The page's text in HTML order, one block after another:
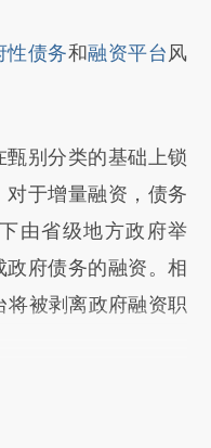
性债务和融资平台风
别分类的基础上锁
于增量融资，债务
由省级地方政府举
府债务的融资。相
将被剥离政府融资职